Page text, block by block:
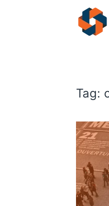
Skip to main content
Tag: